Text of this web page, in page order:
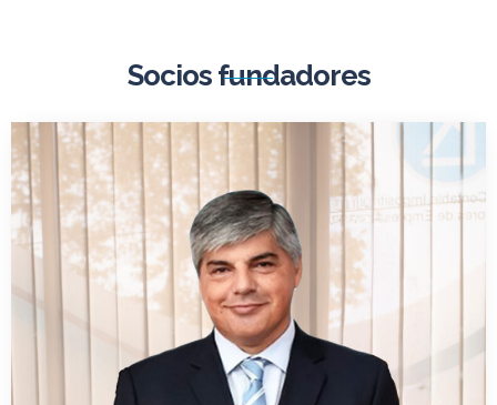
Socios fundadores